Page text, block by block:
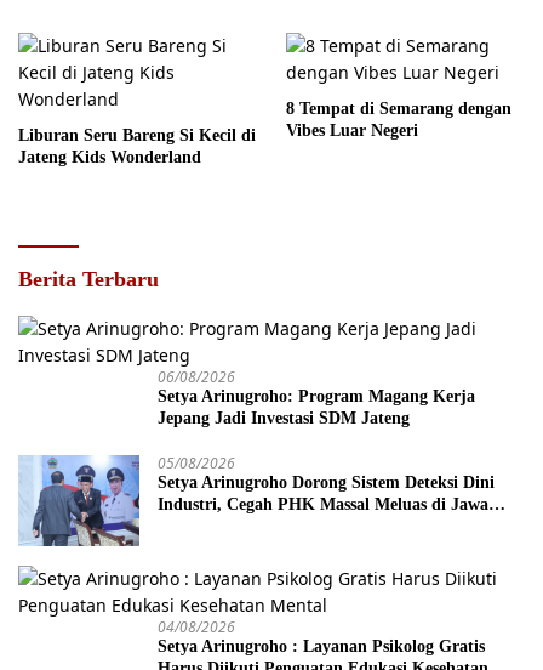
Liburan Seru Bareng Si Kecil di
Jateng Kids Wonderland
8 Tempat di Semarang dengan
Vibes Luar Negeri
Berita Terbaru
06/08/2026
Setya Arinugroho: Program Magang Kerja
Jepang Jadi Investasi SDM Jateng
05/08/2026
Setya Arinugroho Dorong Sistem Deteksi Dini
Industri, Cegah PHK Massal Meluas di Jawa
04/08/2026
Setya Arinugroho : Layanan Psikolog Gratis